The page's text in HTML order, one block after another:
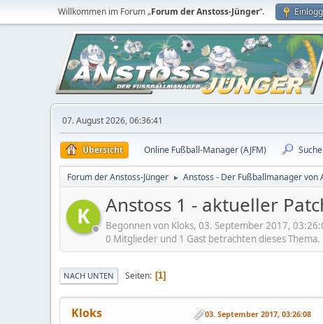
Willkommen im Forum „Forum der Anstoss-Jünger“.
07. August 2026, 06:36:41
Übersicht Online Fußball-Manager (AJFM) Suche
Forum der Anstoss-Jünger ► Anstoss - Der Fußballmanager von
K Anstoss 1 - aktueller
Begonnen von Kloks, 03. September 2017,
0 Mitglieder und 1 Gast betrachten dieses Thema.
NACH UNTEN Seiten 1
Kloks 03. September 2017, 03:26:08